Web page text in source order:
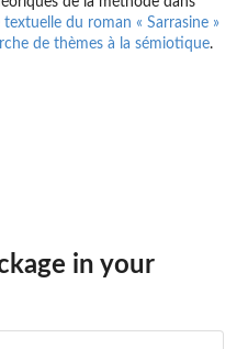
textuelle du roman « Sarrasine »
de thèmes à la sémiotique.
in your